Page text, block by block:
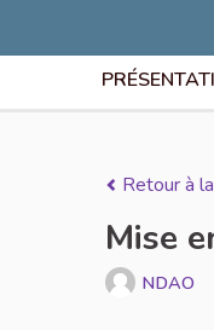
Retour à
Mise
NDAO